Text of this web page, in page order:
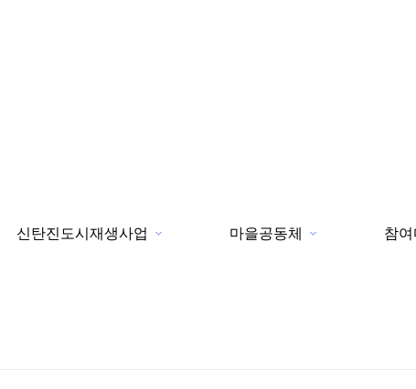
신탄진도시재생사업 마을공동체 참